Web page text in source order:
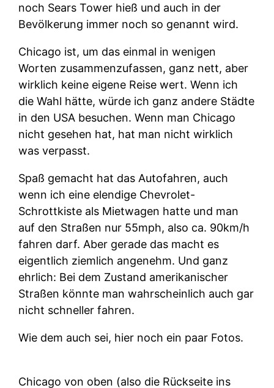
noch Sears Tower hieß und auch in der
Bevölkerung immer noch so genannt wird.
Chicago ist, um das einmal in wenigen
Worten zusammenzufassen, ganz nett, aber
wirklich keine eigene Reise wert. Wenn ich
die Wahl hätte, würde ich ganz andere Städte
in den USA besuchen. Wenn man Chicago
nicht gesehen hat, hat man nicht wirklich
was verpasst.
Spaß gemacht hat das Autofahren, auch
wenn ich eine elendige Chevrolet-
Schrottkiste als Mietwagen hatte und man
auf den Straßen nur 55mph, also ca. 90km/h
fahren darf. Aber gerade das macht es
eigentlich ziemlich angenehm. Und ganz
ehrlich: Bei dem Zustand amerikanischer
Straßen könnte man wahrscheinlich auch gar
nicht schneller fahren.
Wie dem auch sei, hier noch ein paar Fotos.
Chicago von oben (also die Rückseite ins